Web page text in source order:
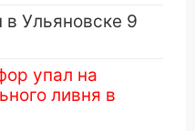
в Ульяновске 9
упал на
ливня в